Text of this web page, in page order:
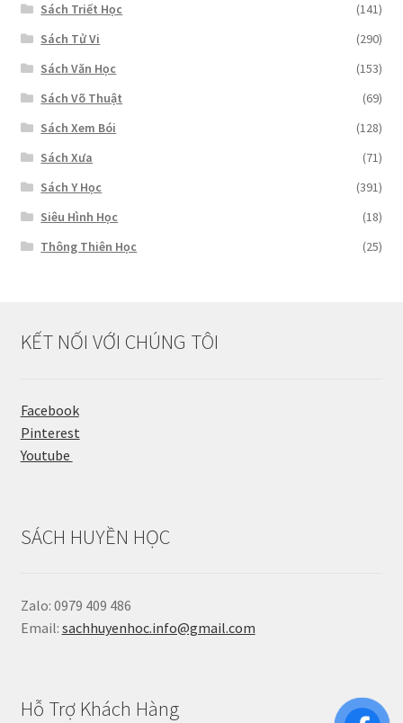
Sách Triết Học
(141)
Sách Tử Vi
(290)
Sách Văn Học
(153)
Sách Võ Thuật
(69)
Sách Xem Bói
(128)
Sách Xưa
(71)
Sách Y Học
(391)
Siêu Hình Học
(18)
Thông Thiên Học
(25)
KẾT NỐI VỚI CHÚNG TÔI
Facebook
Pinterest
Youtube
SÁCH HUYỀN HỌC
Zalo: 0979 409 486
Email: sachhuyenhoc.info@gmail.com
Hỗ Trợ Khách Hàng